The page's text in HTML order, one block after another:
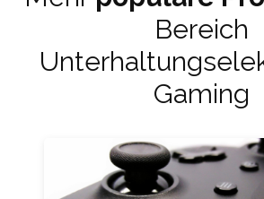
Bereich
Gaming